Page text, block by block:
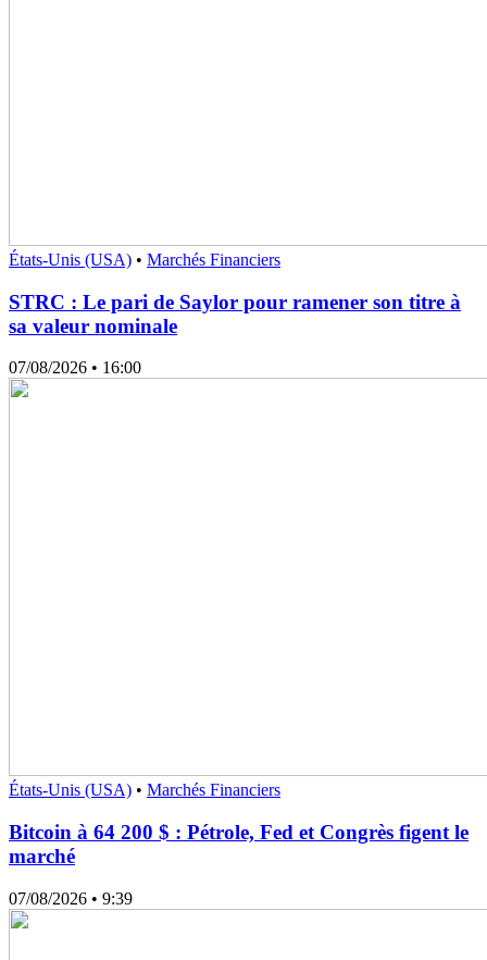
États-Unis (USA) • Marchés Financiers
STRC : Le pari de Saylor pour ramener son titre à
sa valeur nominale
07/08/2026 • 16:00
États-Unis (USA) • Marchés Financiers
Bitcoin à 64 200 $ : Pétrole, Fed et Congrès figent le
marché
07/08/2026 • 9:39